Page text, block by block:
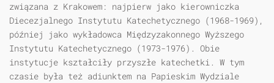
związana z Krakowem: najpierw jako kierowniczka
Diecezjalnego Instytutu Katechetycznego (1968-1969),
później jako wykładowca Międzyzakonnego Wyższego
Instytutu Katechetycznego (1973-1976). Obie
instytucje kształciły przyszłe katechetki. W tym
czasie była też adiunktem na Papieskim Wydziale